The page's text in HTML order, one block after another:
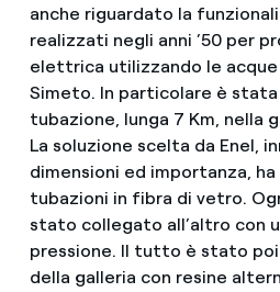
anche riguardato la
realizzati negli anni ’50 per
elettrica utilizzando le acque
Simeto. In particolare è stata
tubazione, lunga 7 Km, nella
La soluzione scelta da Enel,
dimensioni ed importanza,
tubazioni in fibra di vetro.
stato collegato all’altro con
pressione. Il tutto è stato
della galleria con resine